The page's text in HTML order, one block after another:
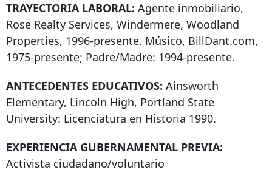
TRAYECTORIA LABORAL: Agente inmobiliario,
Rose Realty Services, Windermere, Woodland
Properties, 1996-presente. Músico, BillDant.com,
1975-presente; Padre/Madre: 1994-presente.
ANTECEDENTES EDUCATIVOS: Ainsworth
Elementary, Lincoln High, Portland State
University: Licenciatura en Historia 1990.
EXPERIENCIA GUBERNAMENTAL PREVIA:
Activista ciudadano/voluntario